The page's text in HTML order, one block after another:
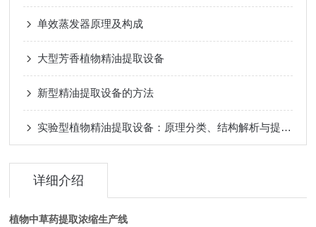
单效蒸发器原理及构成
大型芳香植物精油提取设备
新型精油提取设备的方法
实验型植物精油提取设备：原理分类、结构解析与提取工艺探索
详细介绍
植物中草药提取浓缩生产线